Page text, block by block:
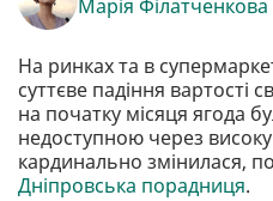
Марія Філатченкова
На ринках та в
суттєве падіння вартості
на початку місяця ягода
недоступною через високу
кардинально змінилася,
Дніпровська порадниця.